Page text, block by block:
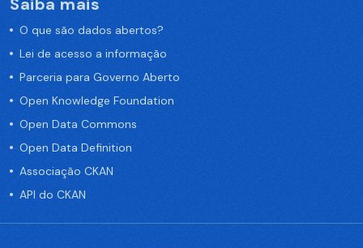
O que são dados abertos?
Lei de acesso a informação
Parceria para Governo Aberto
Open Knowledge Foundation
Open Data Commons
Open Data Definition
Associação CKAN
API do CKAN